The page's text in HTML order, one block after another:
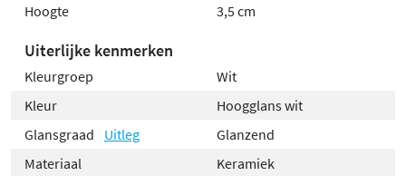
Hoogte
3,5 cm
Uiterlijke kenmerken
Kleurgroep
Wit
Kleur
Hoogglans wit
Glansgraad
Uitleg
Glanzend
Materiaal
Keramiek